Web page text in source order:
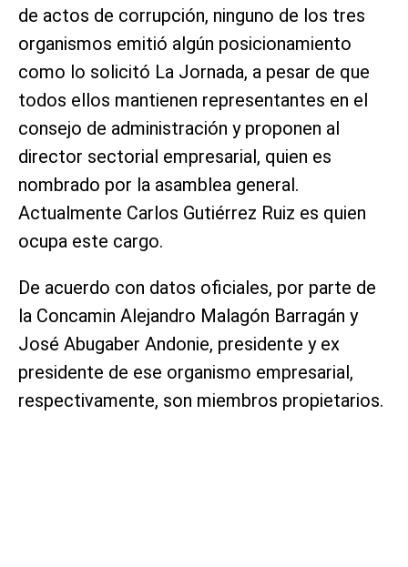
de actos de corrupción, ninguno de los tres
organismos emitió algún posicionamiento
como lo solicitó La Jornada, a pesar de que
todos ellos mantienen representantes en el
consejo de administración y proponen al
director sectorial empresarial, quien es
nombrado por la asamblea general.
Actualmente Carlos Gutiérrez Ruiz es quien
ocupa este cargo.
De acuerdo con datos oficiales, por parte de
la Concamin Alejandro Malagón Barragán y
José Abugaber Andonie, presidente y ex
presidente de ese organismo empresarial,
respectivamente, son miembros propietarios.